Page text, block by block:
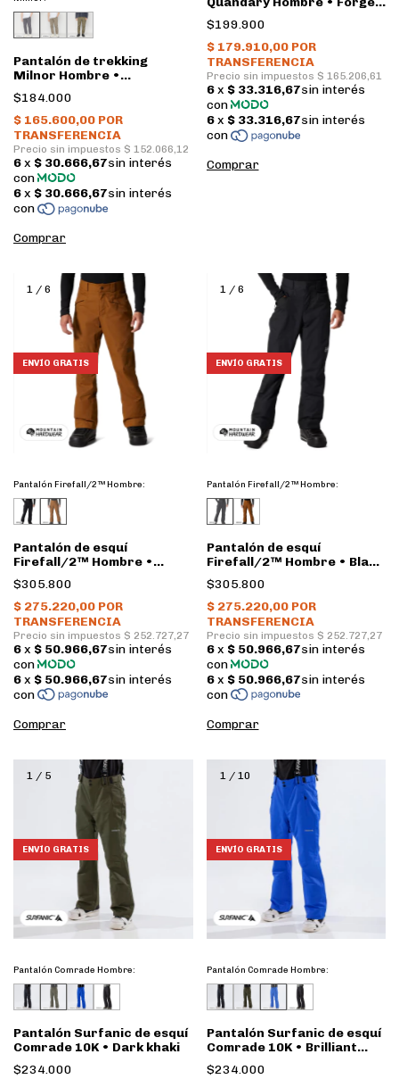
Pantalón de trekking
Milnor Hombre •
Anthracite • Icepeak
$184.000
Comprar
grey • Patagonia
$199.900
Comprar
1 / 6
ENVÍO GRATIS
Pantalón Firefall/2™ Hombre:
Pantalón de esquí
Firefall/2™ Hombre •
Golden Brown • Mountain
Hardwear
$305.800
Comprar
1/ 6
ENVÍO GRATIS
Pantalón Firefall/2™ Hombre:
Pantalón de esquí
Firefall/2™ Hombre • Black
• Mountain Hardwear
$305.800
Comprar
1 / 5
ENVÍO GRATIS
Pantalón Comrade Hombre:
Pantalón Surfanic de esquí
Comrade 10K • Dark khaki
$234.000
1 / 10
ENVÍO GRATIS
Pantalón Comrade Hombre:
Pantalón Surfanic de esquí
Comrade 10K • Brilliant
blue
$234.000